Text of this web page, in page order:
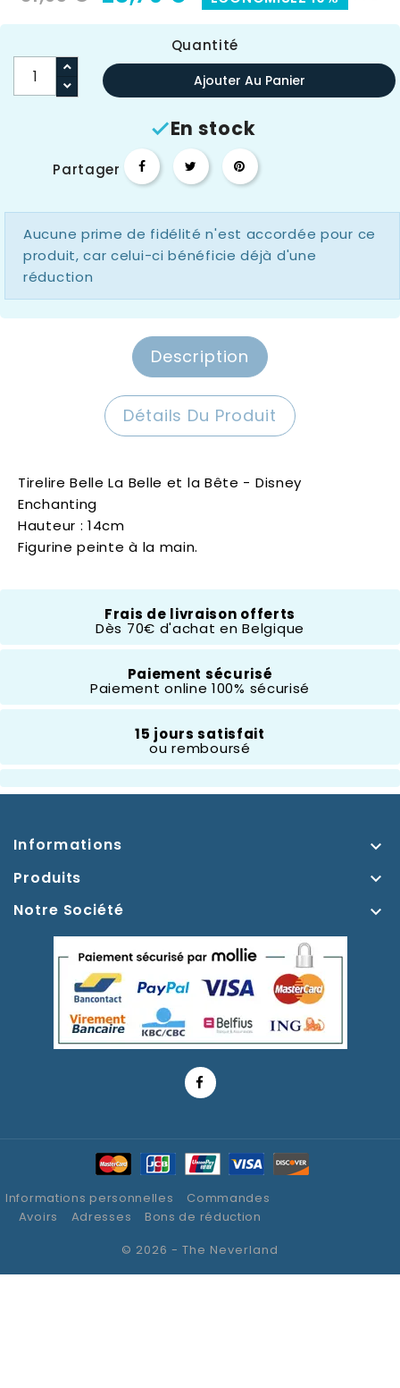
Quantité
Ajouter Au Panier
En stock
Partager
Aucune prime de fidélité n'est accordée pour ce
produit, car celui-ci bénéficie déjà d'une
réduction
Description
Détails Du Produit
Tirelire Belle La Belle et la Bête - Disney
Enchanting
Hauteur : 14cm
Figurine peinte à la main.
Résine
Thème La Belle Et La Bête
Frais de livraison offerts
Dès 70€ d'achat en Belgique
Paiement sécurisé
Paiement online 100% sécurisé
15 jours satisfait
ou remboursé
Informations 
Produits 
Notre Société 
Informations personnelles
Commandes
Avoirs
Adresses
Bons de réduction
© 2026 - The Neverland